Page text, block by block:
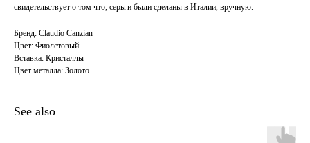
свидетельствует о том что, серьги были сделаны в Италии, вручную.
Бренд: Claudio Canzian
Цвет: Фиолетовый
Вставка: Кристаллы
Цвет металла: Золото
See also